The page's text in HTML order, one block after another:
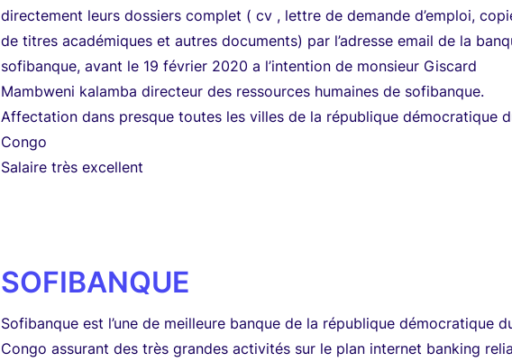
directement leurs dossiers complet ( cv , lettre de demande d’emploi,
de titres académiques et autres documents) par l’adresse email de la
sofibanque, avant le 19 février 2020 a l’intention de monsieur Giscard
Mambweni kalamba directeur des ressources humaines de sofibanque.
Affectation dans presque toutes les villes de la république démocratique
Congo
Salaire très excellent
SOFIBANQUE
Sofibanque est l’une de meilleure banque de la république démocratique
Congo assurant des très grandes activités sur le plan internet banking